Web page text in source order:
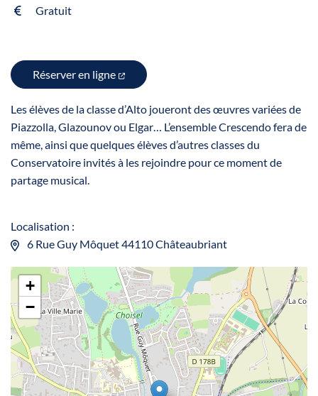
Gratuit
Réserver en ligne
Les élèves de la classe d’Alto joueront des œuvres variées de
Piazzolla, Glazounov ou Elgar… L’ensemble Crescendo fera de
même, ainsi que quelques élèves d’autres classes du
Conservatoire invités à les rejoindre pour ce moment de
partage musical.
Localisation :
6 Rue Guy Môquet 44110 Châteaubriant
+
−